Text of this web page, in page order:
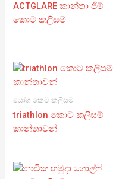
ACTGLARE කාන්තා ජිම්
කොට කලිසම්
යෝග කෙටි කලිසම්
triathlon කොට කලිසම්
කාන්තාවන්